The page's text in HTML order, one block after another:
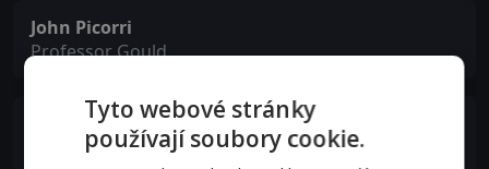
John Picorri
Professor Gould
Carleton Young
Johnson, 'Aurora' Crewman
Tyto webové stránky
používají soubory cookie.